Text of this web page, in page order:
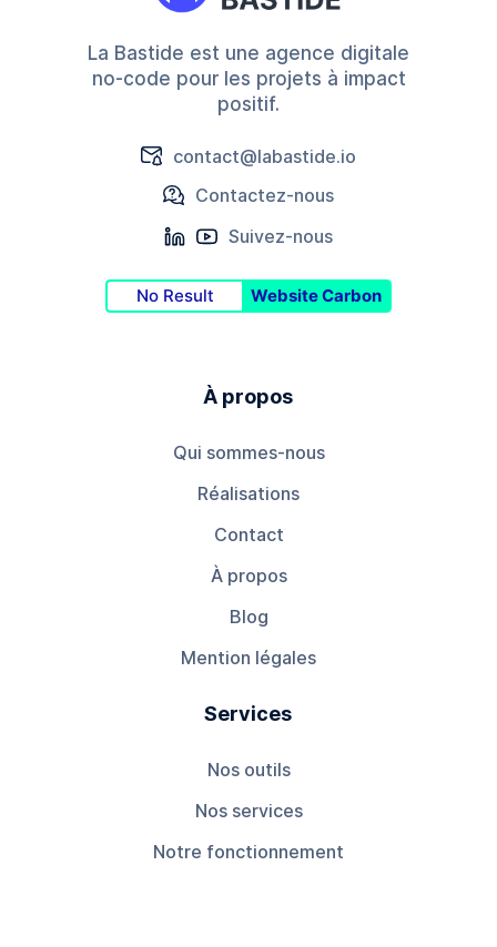
La Bastide est une agence digitale
no-code pour les projets à impact
positif.
contact@labastide.io
Contactez-nous
Suivez-nous
No Result Website Carbon
À propos
Qui sommes-nous
Réalisations
Contact
À propos
Blog
Mention légales
Services
Nos outils
Nos services
Notre fonctionnement